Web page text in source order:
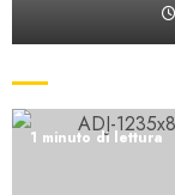
1 minuto di lettura